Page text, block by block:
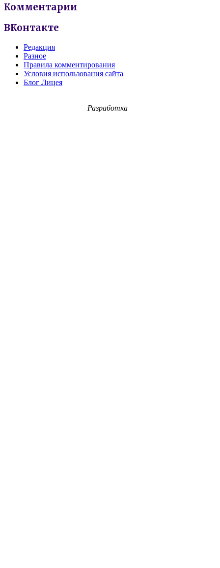
Комментарии
ВКонтакте
Редакция
Разное
Правила комментирования
Условия использования сайта
Блог Лицея
Разработка